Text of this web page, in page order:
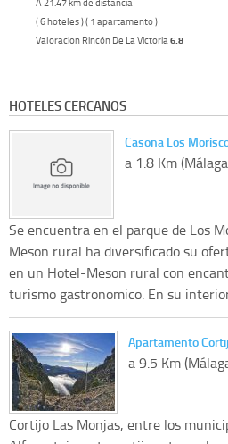
( 6 hoteles ) ( 1 apartamento )
Valoracion Rincón De La Victoria6.8
HOTELES CERCANOS
Casona Los
a 1.8 Km
Se encuentra en el parque de Los
Meson rural ha diversificado su
en un Hotel-Meson rural con
turismo gastronomico. En su
Apartamento
a 9.5 Km
Cortijo Las Monjas, entre los